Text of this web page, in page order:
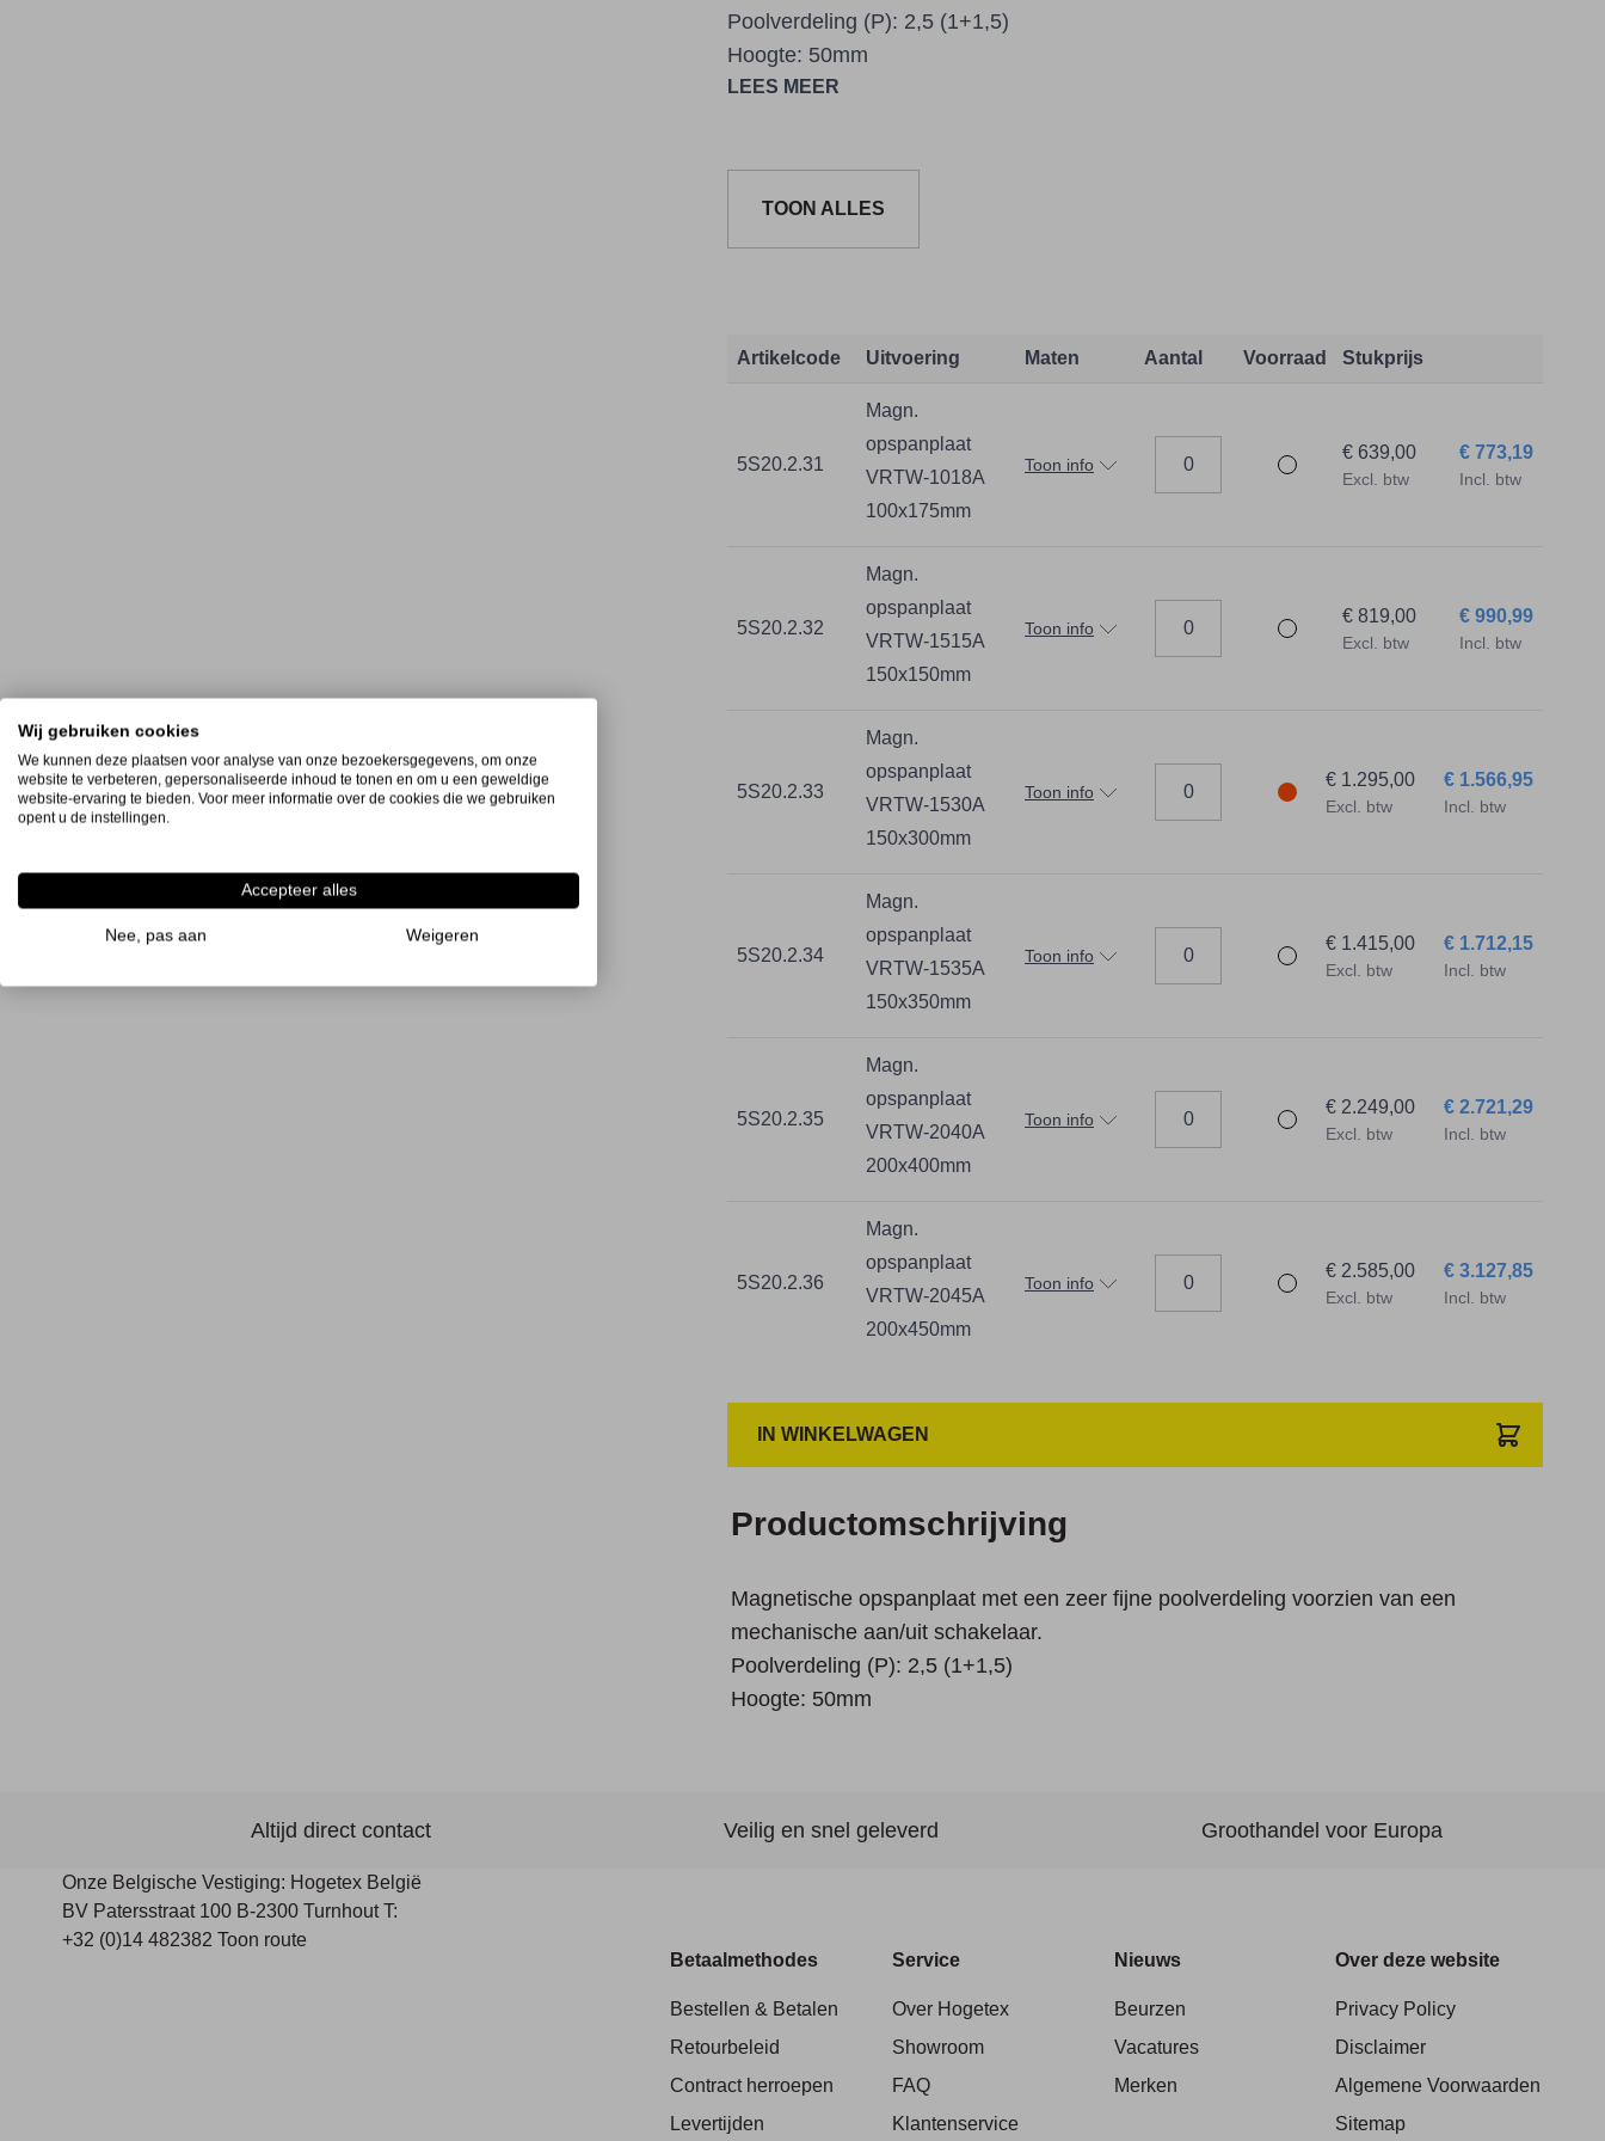
Poolverdeling (P): 2,5 (1+1,5)
Hoogte: 50mm
LEES MEER
TOON ALLES
Artikelcode Uitvoering Maten Aantal Voorraad Stukprijs
5S20.2.31
Magn.
opspanplaat
VRTW-1018A
100x175mm
Toon info
€ 773,19
Incl. btw
€ 639,00
Excl. btw
5S20.2.32
Magn.
opspanplaat
VRTW-1515A
150x150mm
Toon info
€ 990,99
Incl. btw
€ 819,00
Excl. btw
5S20.2.33
Magn.
opspanplaat
VRTW-1530A
150x300mm
Toon info
€ 1.566,95
Incl. btw
€ 1.295,00
Excl. btw
5S20.2.34
Magn.
opspanplaat
VRTW-1535A
150x350mm
Toon info
€ 1.712,15
Incl. btw
€ 1.415,00
Excl. btw
5S20.2.35
Magn.
opspanplaat
VRTW-2040A
200x400mm
Toon info
€ 2.721,29
Incl. btw
€ 2.249,00
Excl. btw
5S20.2.36
Magn.
opspanplaat
VRTW-2045A
200x450mm
Toon info
€ 3.127,85
Incl. btw
€ 2.585,00
Excl. btw
IN WINKELWAGEN
Productomschrijving
Magnetische opspanplaat met een zeer fijne poolverdeling voorzien van een
mechanische aan/uit schakelaar.
Poolverdeling (P): 2,5 (1+1,5)
Hoogte: 50mm
Altijd direct contact Veilig en snel geleverd Groothandel voor Europa
Onze Belgische Vestiging: Hogetex België
BV Patersstraat 100 B-2300 Turnhout T:
+32 (0)14 482382 Toon route
Betaalmethodes
Bestellen & Betalen
Retourbeleid
Contract herroepen
Levertijden
Service
Over Hogetex
Showroom
FAQ
Klantenservice
Nieuws
Beurzen
Vacatures
Merken
Over deze website
Privacy Policy
Disclaimer
Algemene Voorwaarden
Sitemap
Wij gebruiken cookies
We kunnen deze plaatsen voor analyse van onze bezoekersgegevens, om onze
website te verbeteren, gepersonaliseerde inhoud te tonen en om u een geweldige
website-ervaring te bieden. Voor meer informatie over de cookies die we gebruiken
opent u de instellingen.
Accepteer alles
Nee, pas aan Weigeren